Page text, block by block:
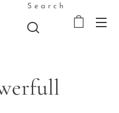
Search